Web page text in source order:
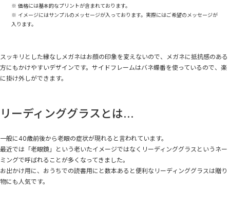
※ 価格には基本的なプリントが含まれております。
※ イメージにはサンプルのメッセージが入っております。実際にはご希望のメッセージが
入ります。
スッキリとした縁なしメガネはお顔の印象を変えないので、メガネに抵抗感のある
方にもかけやすいデザインです。サイドフレームはバネ蝶番を使っているので、楽
に掛け外しができます。
リーディンググラスとは...
一般に40歳前後から老眼の症状が現れると言われています。
最近では「老眼鏡」という老いたイメージではなくリーディンググラスというネー
ミングで呼ばれることが多くなってきました。
お出かけ用に、おうちでの読書用にと数本あると便利なリーディンググラスは贈り
物にも人気です。